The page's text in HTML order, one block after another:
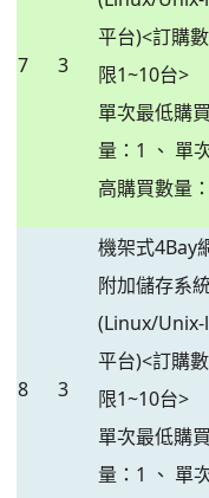
7 3
平台)<訂購
限1~10台>
單次最低購
量：1 、 單
高購買數量
8 3
機架式4Bay
附加儲存系
(Linux/
平台)<訂購
限1~10台>
單次最低購
量：1 、 單